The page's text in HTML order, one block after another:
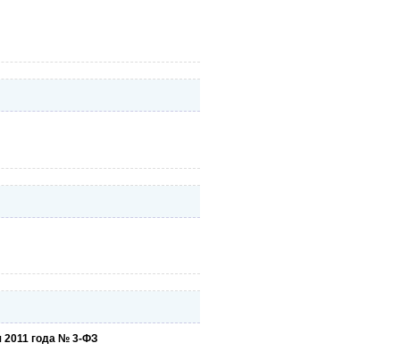
2011 года № 3-ФЗ